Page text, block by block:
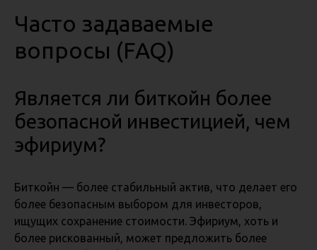
Часто задаваемые
вопросы (FAQ)
Является ли биткойн более
безопасной инвестицией, чем
эфириум?
Биткойн — более стабильный актив, что делает его
более безопасным выбором для инвесторов,
ищущих сохранение стоимости. Эфириум, хоть и
более рискованный, может предложить более